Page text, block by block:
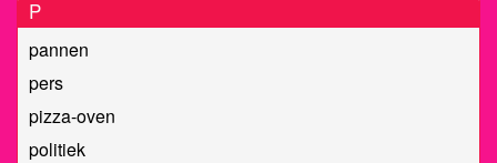
P
pannen
pers
pizza-oven
politiek